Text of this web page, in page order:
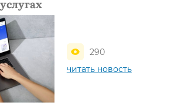
290
читать новость